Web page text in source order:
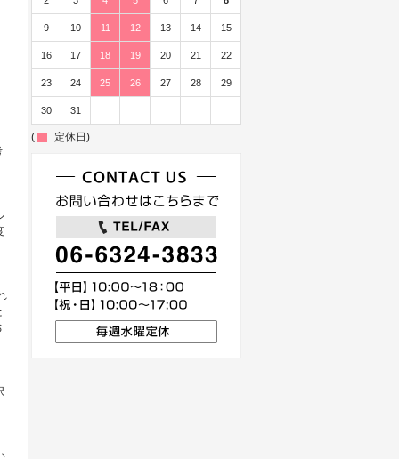
9 10 11 12 13 14 15
16 17 18 19 20 21 22
23 24 25 26 27 28 29
30 31
( 定休日)